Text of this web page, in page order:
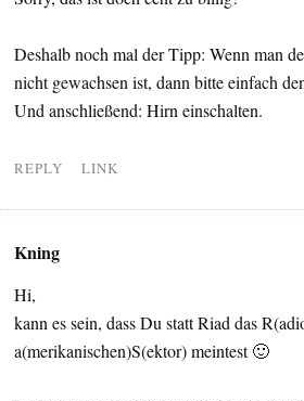
Deshalb noch mal der Tipp: Wenn man
nicht gewachsen ist, dann bitte einfach
Und anschließend: Hirn einschalten.
REPLY LINK
Kning
Hi,
kann es sein, dass Du statt Riad das
a(merikanischen)S(ektor) meintest 🙂